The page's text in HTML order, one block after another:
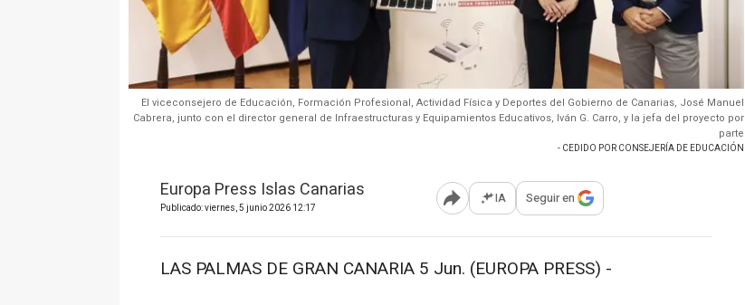
El viceconsejero de Educación, Formación Profesional, Actividad Física y Deportes del Gobierno de Canarias, José Manuel
Cabrera, junto con el director general de Infraestructuras y Equipamientos Educativos, Iván G. Carro, y la jefa del proyecto por
parte
- CEDIDO POR CONSEJERÍA DE EDUCACIÓN
Europa Press Islas Canarias
Publicado: viernes, 5 junio 2026 12:17 Abrir opciones para compartir
IA Seguir en
LAS PALMAS DE GRAN CANARIA 5 Jun. (EUROPA PRESS) -